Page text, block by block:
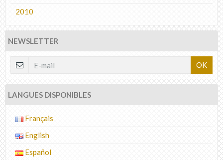
2010
NEWSLETTER
OK
LANGUES DISPONIBLES
Français
English
Español